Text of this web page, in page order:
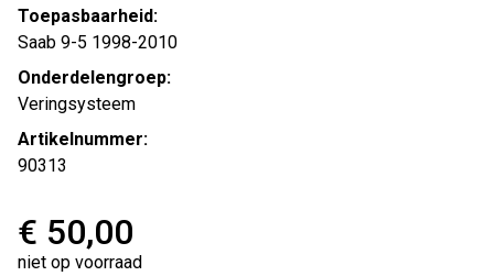
Toepasbaarheid:
Saab 9-5 1998-2010
Onderdelengroep:
Veringsysteem
Artikelnummer:
90313
€ 50,00
niet op voorraad